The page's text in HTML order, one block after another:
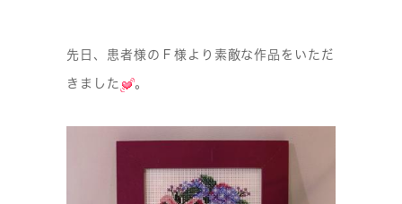
先日、患者様のＦ様より素敵な作品をいただ
きました 。